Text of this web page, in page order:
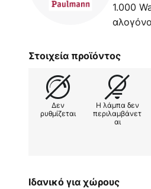
1.000
Στοιχεία προϊόντος
Δεν
ρυθμίζεται
Η λάμπα δεν
περιλαμβάνετ
αι
Ιδανικό για χώρους